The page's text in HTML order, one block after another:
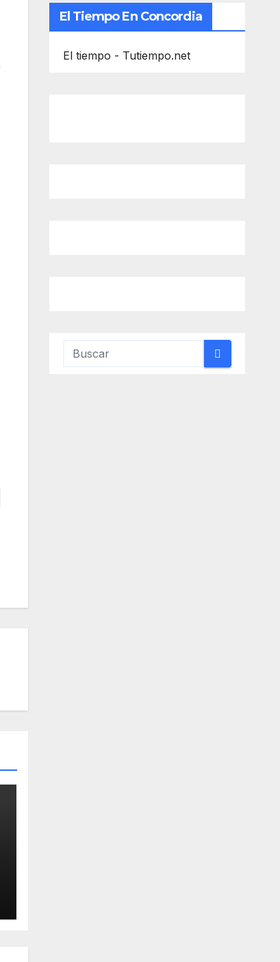
El Tiempo En Concordia
El tiempo - Tutiempo.net